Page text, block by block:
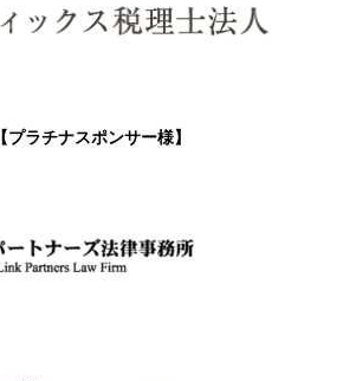
【プラチナスポンサー様】